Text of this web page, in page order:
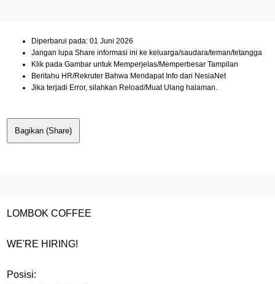
Diperbarui pada: 01 Juni 2026
Jangan lupa Share informasi ini ke keluarga/saudara/teman/tetangga
Klik pada Gambar untuk Memperjelas/Memperbesar Tampilan
Beritahu HR/Rekruter Bahwa Mendapat Info dari NesiaNet
Jika terjadi Error, silahkan Reload/Muat Ulang halaman.
Bagikan (Share)
LOMBOK COFFEE
WE'RE HIRING!
Posisi: